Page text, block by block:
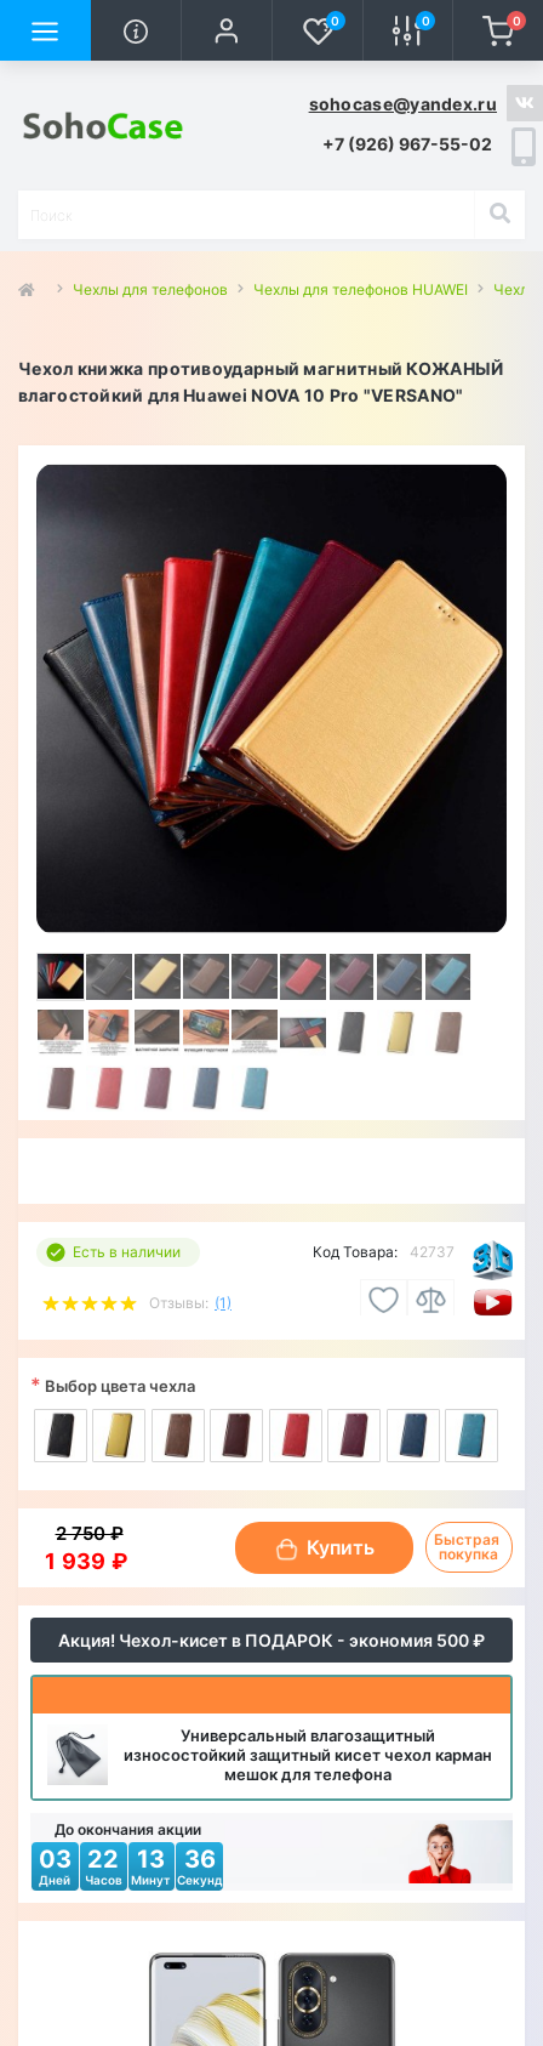
0 0 0
sohocase@yandex.ru
+7 (926) 967-55-02
Чехлы для телефонов Чехлы для телефонов HUAWEI Чехлы
Чехол книжка противоударный магнитный КОЖАНЫЙ
влагостойкий для Huawei NOVA 10 Pro "VERSANO"
Есть в наличии
Отзывы: (1)
Код Товара: 42737
Акция! Чехол-кисет в ПОДАРОК - экономия 500 ₽
Универсальный влагозащитный
износостойкий защитный кисет чехол карман
мешок для телефона
До окончания акции
03
Дней
22
Часов
13
Минут
34
Секунд
* Выбор цвета чехла
1 939 ₽
2 750 ₽
Купить
Быстрая
покупка